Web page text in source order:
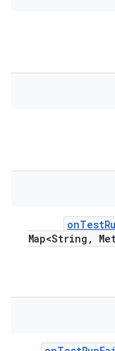
onTest
Map<String ,